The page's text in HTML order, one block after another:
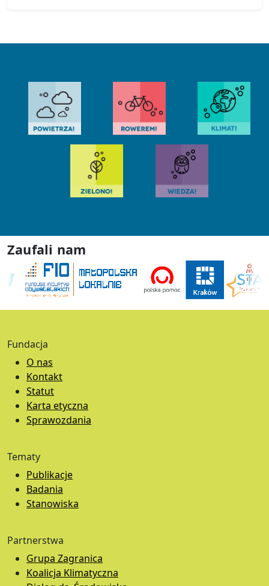
Zaufali nam
Fundacja
O nas
Kontakt
Statut
Karta etyczna
Sprawozdania
Tematy
Publikacje
Badania
Stanowiska
Partnerstwa
Grupa Zagranica
Koalicja Klimatyczna